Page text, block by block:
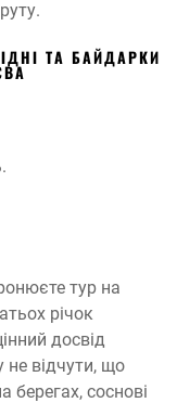
ТА БАЙДАРКИ
тур на
річок
досвід
не відчути, що
берегах, соснові